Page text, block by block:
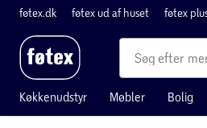
føtex.dk føtex ud af huset føtex
Køkkenudstyr Møbler Bolig